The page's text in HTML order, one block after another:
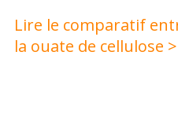
Lire le comparatif
la ouate de cellulose >